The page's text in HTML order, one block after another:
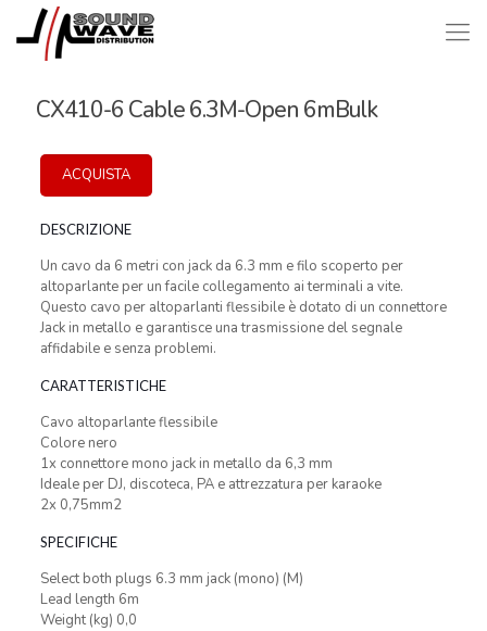
CX410-6 Cable 6.3M-Open 6mBulk
ACQUISTA
DESCRIZIONE
Un cavo da 6 metri con jack da 6.3 mm e filo scoperto per
altoparlante per un facile collegamento ai terminali a vite.
Questo cavo per altoparlanti flessibile è dotato di un connettore
Jack in metallo e garantisce una trasmissione del segnale
affidabile e senza problemi.
CARATTERISTICHE
Cavo altoparlante flessibile
Colore nero
1x connettore mono jack in metallo da 6,3 mm
Ideale per DJ, discoteca, PA e attrezzatura per karaoke
2x 0,75mm2
SPECIFICHE
Select both plugs 6.3 mm jack (mono) (M)
Lead length 6m
Weight (kg) 0,0